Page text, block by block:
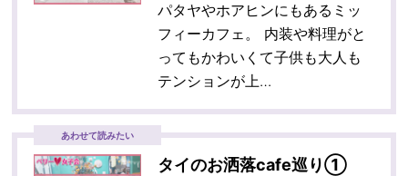
パタヤやホアヒンにもあるミッ
フィーカフェ。 内装や料理がと
ってもかわいくて子供も大人も
テンションが上…
あわせて読みたい
タイのお洒落cafe巡り①